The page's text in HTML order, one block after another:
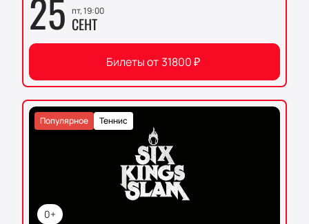
25 пт, 19:00
СЕНТ
Билеты от31800₽
0+
Теннис
Популярное